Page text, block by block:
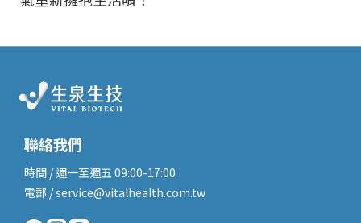
聯絡我們
時間 / 週一至週五 09:00-17:00
電郵 / service@vitalhealth.com.tw